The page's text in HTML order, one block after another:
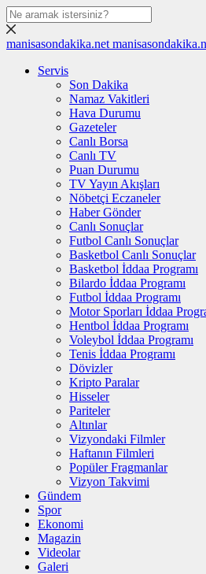
manisasondakika.net
Servis
Son Dakika
Namaz Vakitleri
Hava Durumu
Gazeteler
Canlı Borsa
Canlı TV
Puan Durumu
TV Yayın Akışları
Nöbetçi Eczaneler
Haber Gönder
Canlı Sonuçlar
Futbol Canlı Sonuçlar
Basketbol Canlı Sonuçlar
Basketbol İddaa Programı
Bilardo İddaa Programı
Futbol İddaa Programı
Motor Sporları İddaa
Hentbol İddaa Programı
Voleybol İddaa Programı
Tenis İddaa Programı
Dövizler
Kripto Paralar
Hisseler
Pariteler
Altınlar
Vizyondaki Filmler
Haftanın Filmleri
Popüler Fragmanlar
Vizyon Takvimi
Gündem
Spor
Ekonomi
Magazin
Videolar
Galeri